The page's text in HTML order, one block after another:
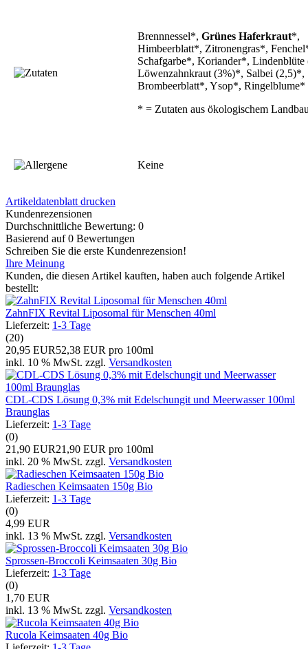
Brennnessel*, Grünes Haferkraut*,
Himbeerblatt*, Zitronengras*,
Schafgarbe*, Koriander*,
Löwenzahnkraut (3%)*, Salbei (2,5)*,
Brombeerblatt*, Ysop*, Ringelblume*
* = Zutaten aus ökologischem
Keine
Artikeldatenblatt drucken
Kundenrezensionen
Durchschnittliche Bewertung: 0
Basierend auf 0 Bewertungen
Schreiben Sie die erste Kundenrezension!
Ihre Meinung
Kunden, die diesen Artikel kauften, haben auch folgende Artikel
bestellt:
ZahnFIX Revital Liposomal für Menschen 40ml
Lieferzeit: 1-3 Tage
(20)
20,95 EUR52,38 EUR pro 100ml
inkl. 10 % MwSt. zzgl. Versandkosten
CDL-CDS Lösung 0,3% mit Edelschungit und Meerwasser 100ml
Braunglas
Lieferzeit: 1-3 Tage
(0)
21,90 EUR21,90 EUR pro 100ml
inkl. 20 % MwSt. zzgl. Versandkosten
Radieschen Keimsaaten 150g Bio
Lieferzeit: 1-3 Tage
(0)
4,99 EUR
inkl. 13 % MwSt. zzgl. Versandkosten
Sprossen-Broccoli Keimsaaten 30g Bio
Lieferzeit: 1-3 Tage
(0)
1,70 EUR
inkl. 13 % MwSt. zzgl. Versandkosten
Rucola Keimsaaten 40g Bio